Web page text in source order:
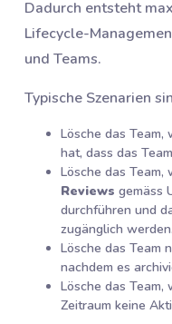
Dadurch entsteht
Lifecycle-
und Teams.
Typische Szenarien
Lösche das
hat, dass das
Lösche das Team,
Reviews gemäss
durchführen und
zugänglich werden.
Lösche das Team
nachdem es
Lösche das Team,
Zeitraum keine